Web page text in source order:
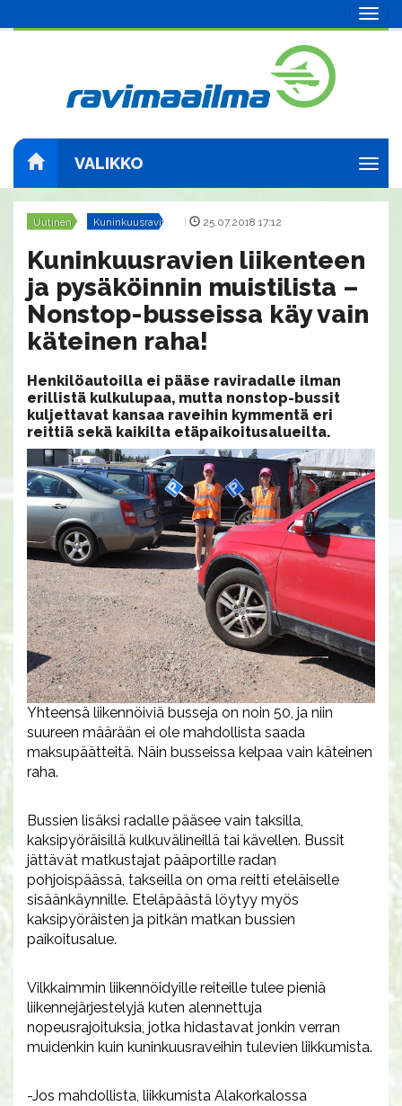
VALIKKO
Uutinen Kuninkuusravit 25.07.2018 17:12
Kuninkuusravien liikenteen
ja pysäköinnin muistilista –
Nonstop-busseissa käy vain
käteinen raha!
Henkilöautoilla ei pääse raviradalle ilman
erillistä kulkulupaa, mutta nonstop-bussit
kuljettavat kansaa raveihin kymmentä eri
reittiä sekä kaikilta etäpaikoitusalueilta.
Yhteensä liikennöiviä busseja on noin 50, ja niin
suureen määrään ei ole mahdollista saada
maksupäätteitä. Näin busseissa kelpaa vain käteinen
raha.
Bussien lisäksi radalle pääsee vain taksilla,
kaksipyöräisillä kulkuvälineillä tai kävellen. Bussit
jättävät matkustajat pääportille radan
pohjoispäässä, takseilla on oma reitti eteläiselle
sisäänkäynnille. Eteläpäästä löytyy myös
kaksipyöräisten ja pitkän matkan bussien
paikoitusalue.
Vilkkaimmin liikennöidyille reiteille tulee pieniä
liikennejärjestelyjä kuten alennettuja
nopeusrajoituksia, jotka hidastavat jonkin verran
muidenkin kuin kuninkuusraveihin tulevien liikkumista.
-Jos mahdollista, liikkumista Alakorkalossa